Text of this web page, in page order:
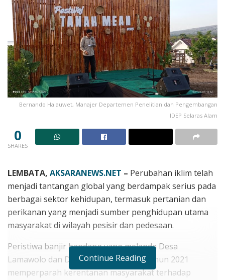
Bernando Halauwet, Manajer Departemen Penelitian dan Pengembangan
IDEP Selaras Alam
0
SHARES
LEMBATA, AKSARANEWS.NET – Perubahan iklim telah
menjadi tantangan global yang berdampak serius pada
berbagai sektor kehidupan, termasuk pertanian dan
perikanan yang menjadi sumber penghidupan utama
masyarakat di wilayah pesisir dan pedesaan.
Peristiwa banjir bandang yang melanda Desa
Lamawolo dan Desa Waimatan pada tahun 2021
memperparah kerentanan masyarakat terhadap
Continue Reading